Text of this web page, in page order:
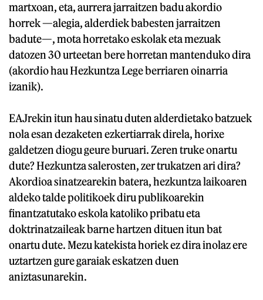
martxoan, eta, aurrera jarraitzen badu akordio
horrek —alegia, alderdiek babesten jarraitzen
badute—, mota horretako eskolak eta mezuak
datozen 30 urteetan bere horretan mantenduko dira
(akordio hau Hezkuntza Lege berriaren oinarria
izanik).
EAJrekin itun hau sinatu duten alderdietako batzuek
nola esan dezaketen ezkertiarrak direla, horixe
galdetzen diogu geure buruari. Zeren truke onartu
dute? Hezkuntza salerosten, zer trukatzen ari dira?
Akordioa sinatzearekin batera, hezkuntza laikoaren
aldeko talde politikoek diru publikoarekin
finantzatutako eskola katoliko pribatu eta
doktrinatzaileak barne hartzen dituen itun bat
onartu dute. Mezu katekista horiek ez dira inolaz ere
uztartzen gure garaiak eskatzen duen
aniztasunarekin.